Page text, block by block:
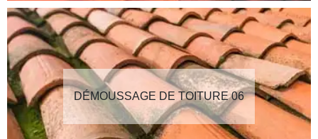
DÉMOUSSAGE DE TOITURE 06